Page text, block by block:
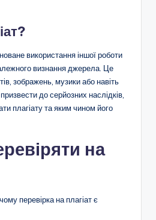
використання іншої роботи
визнання джерела. Це
зображень, музики або навіть
до серйозних наслідків,
плагіату та яким чином його
на
перевірка на плагіат є